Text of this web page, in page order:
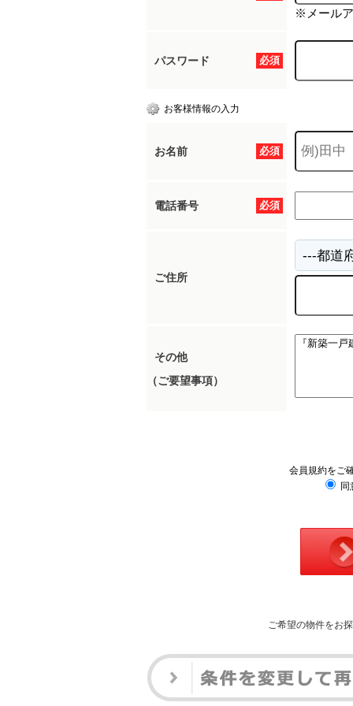
※メール
必須
パスワード
お客様情報の入力
必須
お名前
必須
電話番号
ご住所
その他
（ご要望事項）
会員規約をご
同
ご希望の物件をお